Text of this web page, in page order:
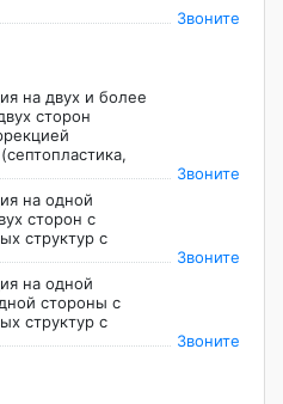
Звоните
на двух и более
сторон
Звоните
на одной
сторон с
структур с
Звоните
на одной
стороны с
структур с
Звоните